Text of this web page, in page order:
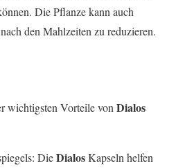
Die Pflanze kann auch
den Mahlzeiten zu reduzieren.
wichtigsten Vorteile von Dialos
DieDialosKapseln helfen